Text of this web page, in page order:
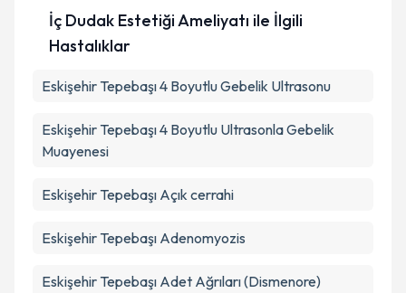
Takvim Talebini Gönder
İç Dudak Estetiği Ameliyatı ile İlgili
Hastalıklar
Eskişehir Tepebaşı 4 Boyutlu Gebelik Ultrasonu
Eskişehir Tepebaşı 4 Boyutlu Ultrasonla Gebelik
Muayenesi
Eskişehir Tepebaşı Açık cerrahi
Eskişehir Tepebaşı Adenomyozis
Eskişehir Tepebaşı Adet Ağrıları (Dismenore)